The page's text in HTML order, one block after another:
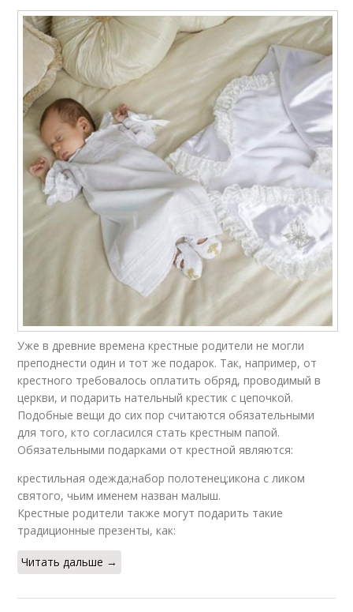
Уже в древние времена крестные родители не могли
преподнести один и тот же подарок. Так, например, от
крестного требовалось оплатить обряд, проводимый в
церкви, и подарить нательный крестик с цепочкой.
Подобные вещи до сих пор считаются обязательными
для того, кто согласился стать крестным папой.
Обязательными подарками от крестной являются:
крестильная одежда;набор полотенец;икона с ликом
святого, чьим именем назван малыш.
Крестные родители также могут подарить такие
традиционные презенты, как:
Читать дальше →